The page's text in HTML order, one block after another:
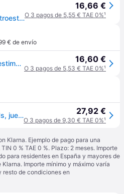
Cojines de gel para electroestimulador Beurer EM 59 /EM 89 - Bleu
16,66 €
O 3 pagos de 5,55 € TAE 0%¹
€ de envío
Cojines de gel para electroestimulador Beurer EM 59 /EM 89 - Bleu 16,60 €
O 3 pagos de 5,53 € TAE 0%¹
Beurer EM 59 Heat Gel-Pads, juego de recompra con 8 almohadillas de gel autoadhesivas para utilizar con el TENS/EMS digital EM 59 Heat, tamaño: 45x 45 mm 27,92 €
O 3 pagos de 9,30 € TAE 0%¹
Klarna. Ejemplo de pago para una
0 % TAE 0 %. Plazo: 2 meses. Importe
para residentes en España y mayores de
Importe mínimo y máximo varía
resto de condiciones en